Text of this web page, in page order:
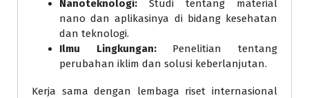
Nanoteknologi: Studi tentang material
nano dan aplikasinya di bidang kesehatan
dan teknologi.
Ilmu Lingkungan:Penelitian tentang
perubahan iklim dan solusi keberlanjutan.
Kerja sama dengan lembaga riset internasional